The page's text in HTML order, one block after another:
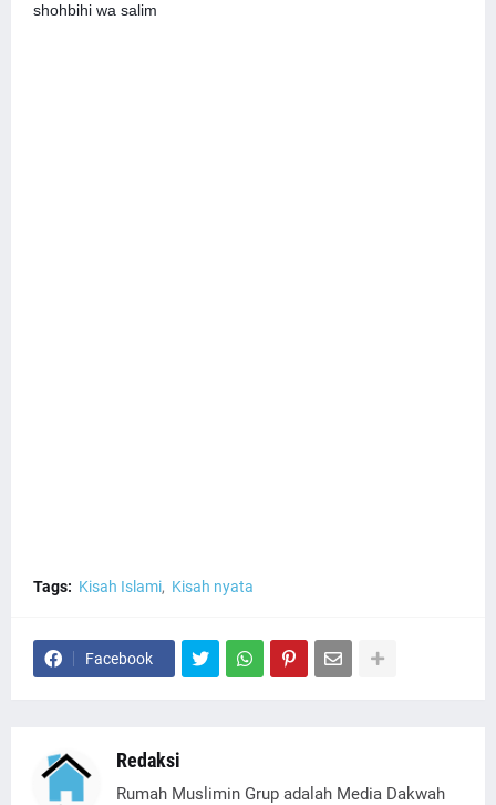
shohbihi wa salim
Tags: Kisah Islami Kisah nyata
Facebook
Redaksi
Rumah Muslimin Grup adalah Media Dakwah